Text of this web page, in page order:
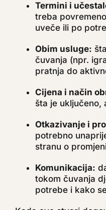
Termini i
treba
uveče ili po
Obim usluge:
čuvanja (npr.
pratnja do
Cijena i način
šta je uključeno,
Otkazivanje i
potrebno
stranu o
Komunikacija:
tokom čuvanja
potrebe i kako